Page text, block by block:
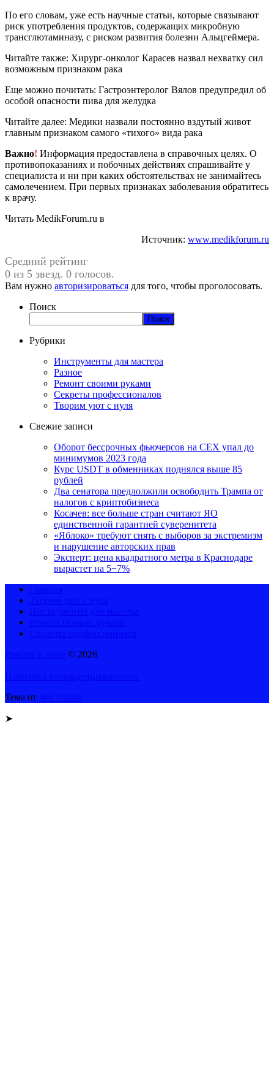
По его словам, уже есть научные статьи, которые связывают
риск употребления продуктов, содержащих микробную
трансглютаминазу, с риском развития болезни Альцгеймера.
Читайте также: Хирург-онколог Карасев назвал нехватку сил
возможным признаком рака
Еще можно почитать: Гастроэнтеролог Вялов предупредил об
особой опасности пива для желудка
Читайте далее: Медики назвали постоянно вздутый живот
главным признаком самого «тихого» вида рака
Важно! Информация предоставлена в справочных целях. О
противопоказаниях и побочных действиях спрашивайте у
специалиста и ни при каких обстоятельствах не занимайтесь
самолечением. При первых признаках заболевания обратитесь
к врачу.
Читать MedikForum.ru в
Источник: www.medikforum.ru
Средний рейтинг
0 из 5 звезд. 0 голосов.
Вам нужно авторизироваться для того, чтобы проголосовать.
Поиск
Поиск
Рубрики
Инструменты для мастера
Разное
Ремонт своими руками
Секреты профессионалов
Творим уют с нуля
Свежие записи
Оборот бессрочных фьючерсов на CEX упал до
минимумов 2023 года
Курс USDT в обменниках поднялся выше 85
рублей
Два сенатора предлолжили освободить Трампа от
налогов с криптобизнеса
Косачев: все больше стран считают ЯО
единственной гарантией суверенитета
«Яблоко» требуют снять с выборов за экстремизм
и нарушение авторских прав
Эксперт: цена квадратного метра в Краснодаре
вырастет на 5−7%
© 2026
Тема от
➤